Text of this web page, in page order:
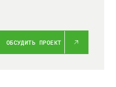
ОБСУДИТЬ ПРОЕКТ